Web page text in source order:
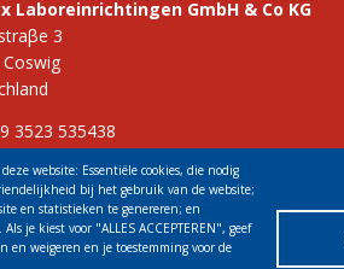
website: Essentiële cookies, die nodig
bij het gebruik van de website;
en statistieken te genereren; en
je kiest voor "ALLES ACCEPTEREN", geef
en weigeren en je toestemming voor de
Laboreinrichtingen GmbH & Co KG
3
3523 535438